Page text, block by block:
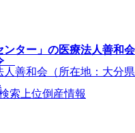
ンター」の医療法人善和会
善和会（所在地：大分県
索上位倒産情報